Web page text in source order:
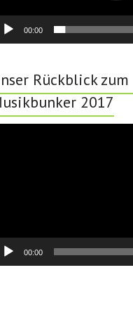
00:00
Rückblick
2017
00:00